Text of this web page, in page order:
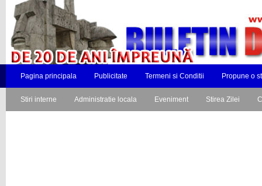
Pagina principala Publicitate Termeni si Conditii Propune o
Stiri interne Administratie locala Eveniment Stirea Zilei